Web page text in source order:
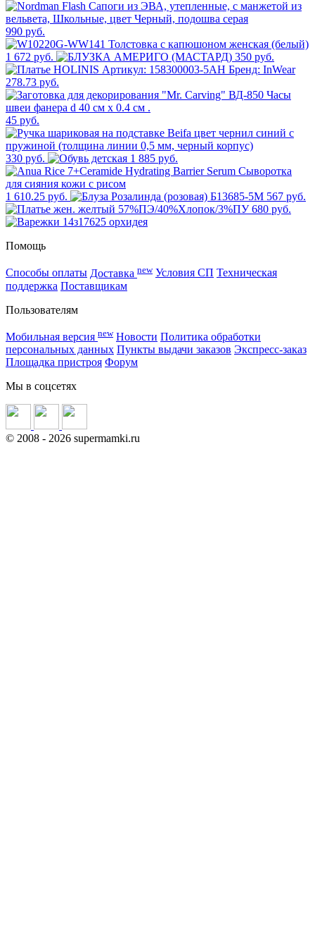
990 руб.
1 672 руб. 350 руб.
278.73 руб.
45 руб.
330 руб. 1 885 руб.
1 610.25 руб.
567 руб.
680 руб.
Помощь
Способы оплаты Доставка new Условия СП Техническая
поддержка Поставщикам
Пользователям
Мобильная версия new Новости Политика обработки
персональных данных Пункты выдачи заказов Экспресс-заказ
Площадка пристроя Форум
Мы в соцсетях
© 2008 - 2026 supermamki.ru